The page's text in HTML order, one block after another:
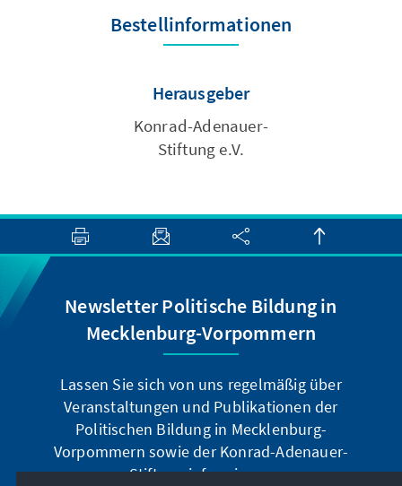
Bestellinformationen
Herausgeber
Konrad-Adenauer-
Stiftung e.V.
Newsletter Politische Bildung in
Mecklenburg-Vorpommern
Lassen Sie sich von uns regelmäßig über
Veranstaltungen und Publikationen der
Politischen Bildung in Mecklenburg-
Vorpommern sowie der Konrad-Adenauer-
Stiftung informieren.